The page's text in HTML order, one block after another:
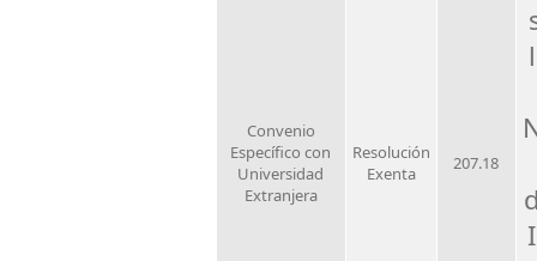
Convenio
Específico con
Universidad
Extranjera
Resolución
Exenta
207.18